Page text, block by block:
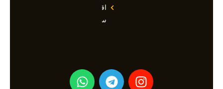
اقساطی
سوچی
I
T
W